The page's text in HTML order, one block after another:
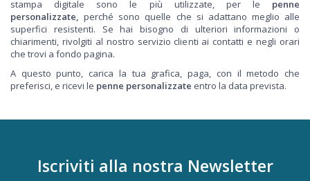
stampa digitale sono le più utilizzate, per le penne
personalizzate, perché sono quelle che si adattano meglio alle
superfici resistenti. Se hai bisogno di ulteriori informazioni o
chiarimenti, rivolgiti al nostro servizio clienti ai contatti e negli orari
che trovi a fondo pagina.
A questo punto, carica la tua grafica, paga, con il metodo che
preferisci, e ricevi le penne personalizzate entro la data prevista.
Iscriviti alla nostra Newsletter